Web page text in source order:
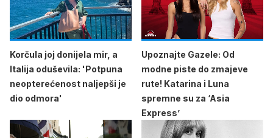
Korčula joj donijela mir, a
Italija oduševila: 'Potpuna
neopterećenost naljepši je
dio odmora'
Upoznajte Gazele: Od
modne piste do zmajeve
rute! Katarina i Luna
spremne su za ‘Asia
Express’